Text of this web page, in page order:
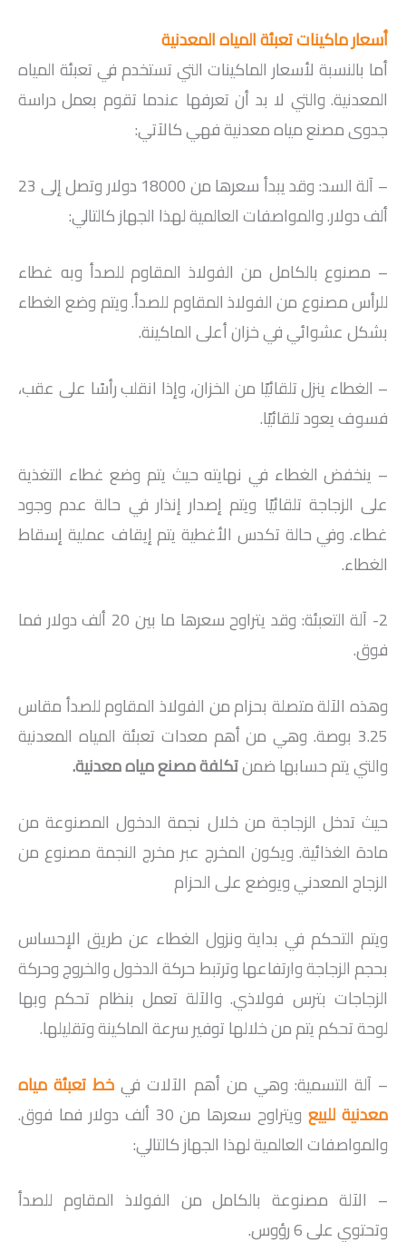
أسعار ماكينات تعبئة المياه المعدنية
أما بالنسبة لأسعار الماكينات التي تستخدم في تعبئة المياه
المعدنية. والتي لا بد أن تعرفها عندما تقوم بعمل دراسة
جدوى مصنع مياه معدنية فهي كالآتي:
– آلة السد: وقد يبدأ سعرها من 18000 دولار وتصل إلى 23
ألف دولار. والمواصفات العالمية لهذا الجهاز كالتالي:
– مصنوع بالكامل من الفولاذ المقاوم للصدأ وبه غطاء
للرأس مصنوع من الفولاذ المقاوم للصدأ. ويتم وضع الغطاء
بشكل عشوائي في خزان أعلى الماكينة.
– الغطاء ينزل تلقائيًا من الخزان، وإذا انقلب رأسًا على عقب،
فسوف يعود تلقائيًا.
– ينخفض ​​الغطاء في نهايته حيث يتم وضع غطاء التغذية
على الزجاجة تلقائيًا ويتم إصدار إنذار في حالة عدم وجود
غطاء. وفي حالة تكدس الأغطية يتم إيقاف عملية إسقاط
الغطاء.
2- آلة التعبئة: وقد يتراوح سعرها ما بين 20 ألف دولار فما
فوق.
وهذه الآلة متصلة بحزام من الفولاذ المقاوم للصدأ مقاس
3.25 بوصة. وهي من أهم معدات تعبئة المياه المعدنية
والتي يتم حسابها ضمنتكلفة مصنع مياه معدنية.
حيث تدخل الزجاجة من خلال نجمة الدخول المصنوعة من
مادة الغذائية. ويكون المخرج عبر مخرج النجمة مصنوع من
الزجاج المعدني ويوضع على الحزام
ويتم التحكم في بداية ونزول الغطاء عن طريق الإحساس
بحجم الزجاجة وارتفاعها وترتبط حركة الدخول والخروج وحركة
الزجاجات بترس فولاذي. والآلة تعمل بنظام تحكم وبها
لوحة تحكم يتم من خلالها توفير سرعة الماكينة وتقليلها.
– آلة التسمية: وهي من أهم الآلات في خط تعبئة مياه
معدنية للبيع
ويتراوح سعرها من 30 ألف دولار فما فوق.
والمواصفات العالمية لهذا الجهاز كالتالي:
– الآلة مصنوعة بالكامل من الفولاذ المقاوم للصدأ
وتحتوي على 6 رؤوس.